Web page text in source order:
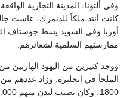
وفي ألتونا، المدينة التجارية
كانت آنئذ ملكاً للدنمرك، عاشت
أوربا.وفي السويد يسط جوستاف
ممارستهم السلمية لشعائرهم.
ووجد كثيرين من اليهود الهاربين